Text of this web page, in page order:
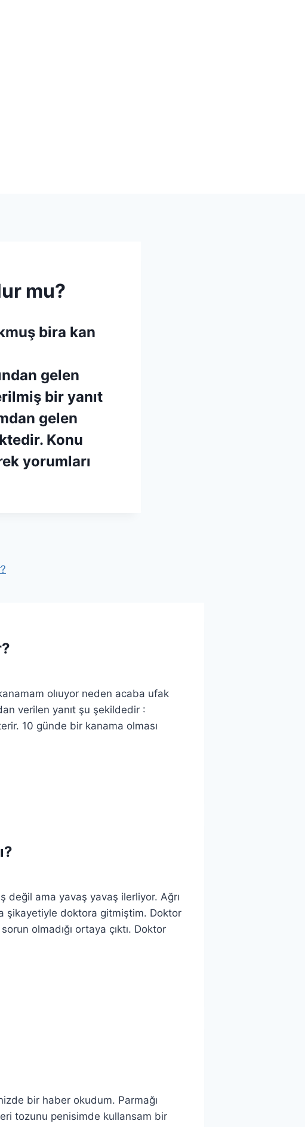
mu?
bira kan
gelen
bir yanıt
gelen
Konu
yorumları
olıuyor neden acaba ufak
verilen yanıt şu şekildedir :
10 günde bir kanama olması
değil ama yavaş yavaş ilerliyor. Ağrı
şikayetiyle doktora gitmiştim. Doktor
olmadığı ortaya çıktı. Doktor
bir haber okudum. Parmağı
tozunu penisimde kullansam bir